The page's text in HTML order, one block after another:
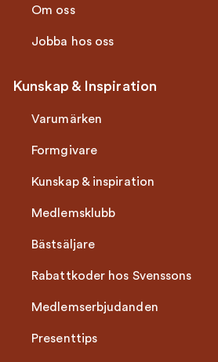
Om oss
Jobba hos oss
Kunskap & Inspiration
Varumärken
Formgivare
Kunskap & inspiration
Medlemsklubb
Bästsäljare
Rabattkoder hos Svenssons
Medlemserbjudanden
Presenttips